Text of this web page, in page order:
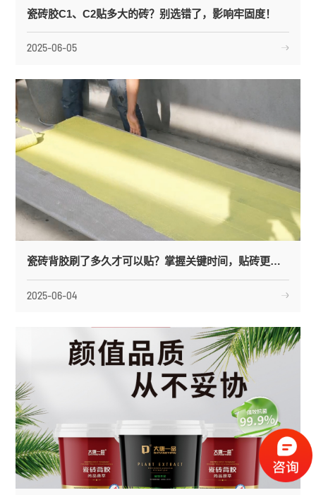
瓷砖胶C1、C2贴多大的砖？别选错了，影响牢固度！
2025-06-05
瓷砖背胶刷了多久才可以贴？掌握关键时间，贴砖更牢固！
2025-06-04